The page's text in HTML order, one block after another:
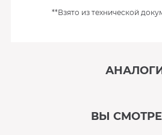
**Взято из технической
ВЫ